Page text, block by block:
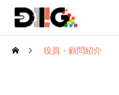
役員・顧問紹介